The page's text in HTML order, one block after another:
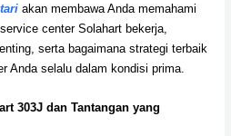
akan membawa Anda memahami
center Solahart bekerja,
serta bagaimana strategi terbaik
Anda selalu dalam kondisi prima.
303J dan Tantangan yang